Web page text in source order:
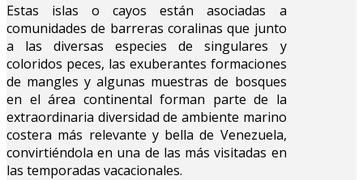
Estas islas o cayos están asociadas a
comunidades de barreras coralinas que junto
a las diversas especies de singulares y
coloridos peces, las exuberantes formaciones
de mangles y algunas muestras de bosques
en el área continental forman parte de la
extraordinaria diversidad de ambiente marino
costera más relevante y bella de Venezuela,
convirtiéndola en una de las más visitadas en
las temporadas vacacionales.